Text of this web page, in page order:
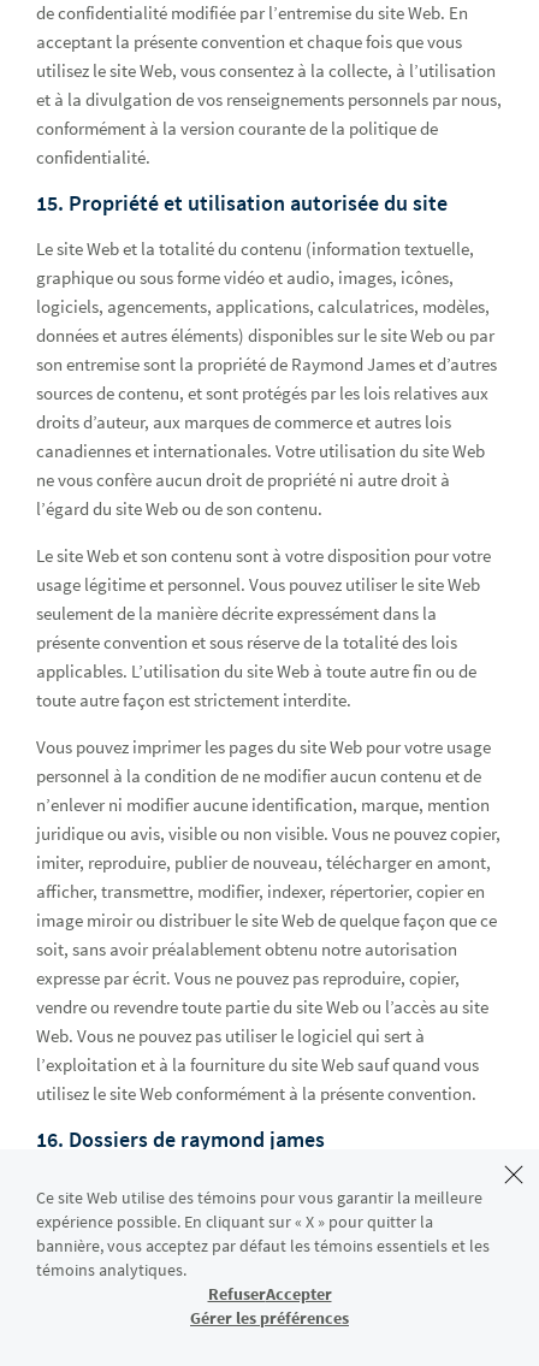
de confidentialité modifiée par l’entremise du site Web. En
acceptant la présente convention et chaque fois que vous
utilisez le site Web, vous consentez à la collecte, à l’utilisation
et à la divulgation de vos renseignements personnels par nous,
conformément à la version courante de la politique de
confidentialité.
15. Propriété et utilisation autorisée du site
Le site Web et la totalité du contenu (information textuelle,
graphique ou sous forme vidéo et audio, images, icônes,
logiciels, agencements, applications, calculatrices, modèles,
données et autres éléments) disponibles sur le site Web ou par
son entremise sont la propriété de Raymond James et d’autres
sources de contenu, et sont protégés par les lois relatives aux
droits d’auteur, aux marques de commerce et autres lois
canadiennes et internationales. Votre utilisation du site Web
ne vous confère aucun droit de propriété ni autre droit à
l’égard du site Web ou de son contenu.
Le site Web et son contenu sont à votre disposition pour votre
usage légitime et personnel. Vous pouvez utiliser le site Web
seulement de la manière décrite expressément dans la
présente convention et sous réserve de la totalité des lois
applicables. L’utilisation du site Web à toute autre fin ou de
toute autre façon est strictement interdite.
Vous pouvez imprimer les pages du site Web pour votre usage
personnel à la condition de ne modifier aucun contenu et de
n’enlever ni modifier aucune identification, marque, mention
juridique ou avis, visible ou non visible. Vous ne pouvez copier,
imiter, reproduire, publier de nouveau, télécharger en amont,
afficher, transmettre, modifier, indexer, répertorier, copier en
image miroir ou distribuer le site Web de quelque façon que ce
soit, sans avoir préalablement obtenu notre autorisation
expresse par écrit. Vous ne pouvez pas reproduire, copier,
vendre ou revendre toute partie du site Web ou l’accès au site
Web. Vous ne pouvez pas utiliser le logiciel qui sert à
l’exploitation et à la fourniture du site Web sauf quand vous
utilisez le site Web conformément à la présente convention.
16. Dossiers de raymond james
sont une preuve concluante de l’utilisation que vous avez faite
du site Web et de l’information disponible sur le site Web, par
son entremise ou en relation avec lui. Vous ne vous opposerez
pas à l’admission de nos dossiers comme preuve dans toute
procédure légale, au motif que de tels dossiers ne sont pas des
Ce site Web utilise des témoins pour vous garantir la meilleure
expérience possible. En cliquant sur « X » pour quitter la
bannière, vous acceptez par défaut les témoins essentiels et les
témoins analytiques.
Gérer les préférences
RefuserAccepter